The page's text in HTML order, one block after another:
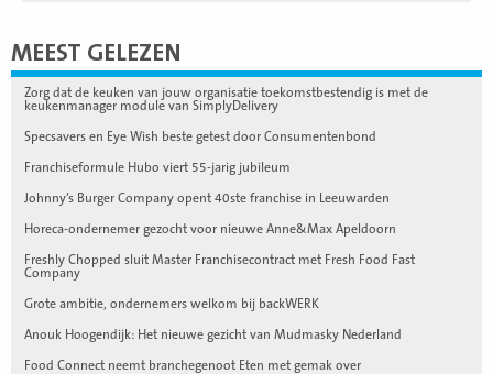
MEEST GELEZEN
Zorg dat de keuken van jouw organisatie toekomstbestendig is met de
keukenmanager module van SimplyDelivery
Specsavers en Eye Wish beste getest door Consumentenbond
Franchiseformule Hubo viert 55-jarig jubileum
Johnny’s Burger Company opent 40ste franchise in Leeuwarden
Horeca-ondernemer gezocht voor nieuwe Anne&Max Apeldoorn
Freshly Chopped sluit Master Franchisecontract met Fresh Food Fast
Company
Grote ambitie, ondernemers welkom bij backWERK
Anouk Hoogendijk: Het nieuwe gezicht van Mudmasky Nederland
Food Connect neemt branchegenoot Eten met gemak over